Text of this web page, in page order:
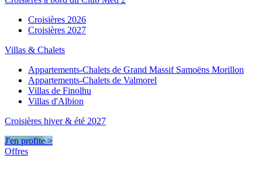
Croisières 2026
Croisières 2027
Villas & Chalets
Appartements-Chalets de Grand Massif Samoëns Morillon
Appartements-Chalets de Valmorel
Villas de Finolhu
Villas d'Albion
Croisières hiver & été 2027
J'en profite >
Offres